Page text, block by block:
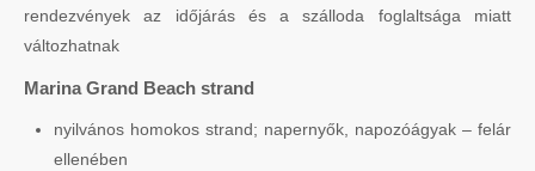
rendezvények az időjárás és a szálloda foglaltsága miatt
változhatnak
Marina Grand Beach strand
nyilvános homokos strand; napernyők, napozóágyak – felár
ellenében